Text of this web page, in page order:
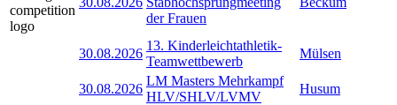
der Frauen
30.08.2026
13. Kinderleichtathletik-
Teamwettbewerb
Mülsen
30.08.2026
LM Masters Mehrkampf
HLV/SHLV/LVMV
Husum